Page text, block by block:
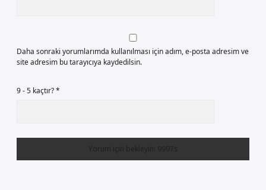
Daha sonraki yorumlarımda kullanılması için adım, e-posta adresim ve
site adresim bu tarayıcıya kaydedilsin.
9 - 5 kaçtır?*